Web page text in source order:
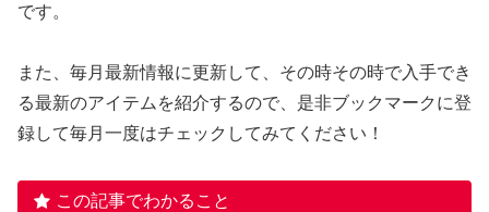
です。
また、毎月最新情報に更新して、その時その時で入手でき
る最新のアイテムを紹介するので、是非ブックマークに登
録して毎月一度はチェックしてみてください！
この記事でわかること